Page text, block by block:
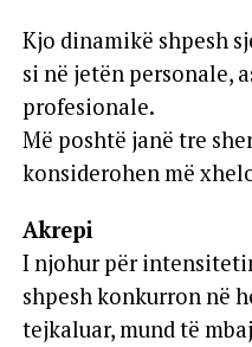
Kjo dinamikë shpesh
si në jetën personale,
profesionale.
Më poshtë janë tre
konsiderohen më
Akrepi
I njohur për
shpesh konkurron në
tejkaluar, mund të